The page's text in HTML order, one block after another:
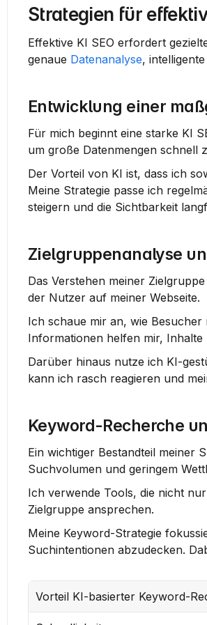
Strategien für
Effektive KI SEO erfordert
genaue Datenanalyse,
Entwicklung einer
Für mich beginnt eine starke KI
um große Datenmengen schnell
Der Vorteil von KI ist, dass ich
Meine Strategie passe ich
steigern und die Sichtbarkeit
Zielgruppenanalyse
Das Verstehen meiner
der Nutzer auf meiner Webseite.
Ich schaue mir an, wie Besucher
Informationen helfen mir,
Darüber hinaus nutze ich KI-
kann ich rasch reagieren und
Keyword-Recherche
Ein wichtiger Bestandteil meiner
Suchvolumen und geringem
Ich verwende Tools, die nicht
Zielgruppe ansprechen.
Meine Keyword-Strategie
Suchintentionen abzudecken.
Vorteil KI-basierter Keyword-